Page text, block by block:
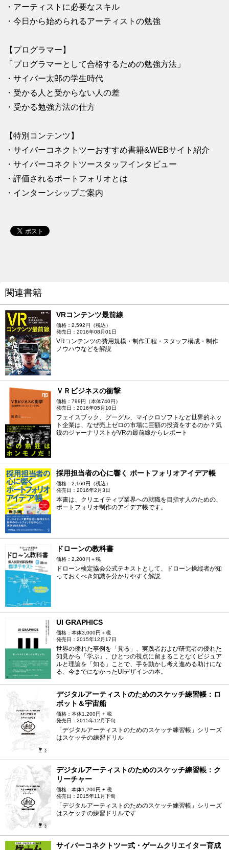
・アーティストに必要なスキル
・今日から始められるアーティストの勉強
【プログラマー】
「プログラマーとして合格するための勉強方法」
・サイバー太郎の学生時代
・受かる人と受からない人の差
・受かる勉強方法の仕方
【特別コンテンツ】
・サイバーコネクトツーおすすめ書籍&WEBサイト紹介
・サイバーコネクトツースタッフインタビュー
・評価されるポートフォリオとは
・インターンシップご案内
関連書籍
VRコンテンツ最前線
価格：2,592円（税込）
発売日：2016年08月01日
VRコンテンツの費用規模・制作工程・スタッフ構成・制作
ノウハウなどを解説
ＶＲビジネスの衝撃
価格：799円（本体740円）
発売日：2016年05月10日
フェイスブック、グーグル、マイクロソフトなど世界的ネッ
ト企業は、なぜ売上ゼロの市場に巨額の投資をするのか？気
鋭のジャーナリストがVRの最前線からレポート
採用担当者の心に響く ポートフォリオアイデア帳
価格：2,160円（税込）
発売日：2016年2月3日
本書は、クリエイティブ業界への就職を目指す人のための、
ポートフォリオ制作のアイデア帳です。
ドローンの教科書
価格：2,200円＋税
ドローン検定協会公式テキストとして、ドローン操縦者が知
っておくべき知識を分かりやすく解説
UI GRAPHICS
価格：本体3,000円＋税
発売日：2015年12月17日
世界の優れた事例を「見る」、実践者および研究者の優れた
知見から「学ぶ」、ひとつの視点に留まることなくビジュア
ルと理論を「知る」ことで、手を動かし考え進める助けにな
る、今までになかったUIデザインの本。
デジタルアーティストのためのスケッチ練習帳：ロ
ボット＆宇宙船
価格：本体1,200円 + 税
発売日：2015年12月下旬
「デジタルアーティストのためのスケッチ練習帳」シリーズ
はスケッチの練習ドリル
デジタルアーティストのためのスケッチ練習帳：ク
リーチャー
価格：本体1,200円 + 税
発売日：2015年11月下旬
「デジタルアーティストのためのスケッチ練習帳」シリーズ
はスケッチの練習ドリルです
サイバーコネクトツー式・ゲームクリエイター育成